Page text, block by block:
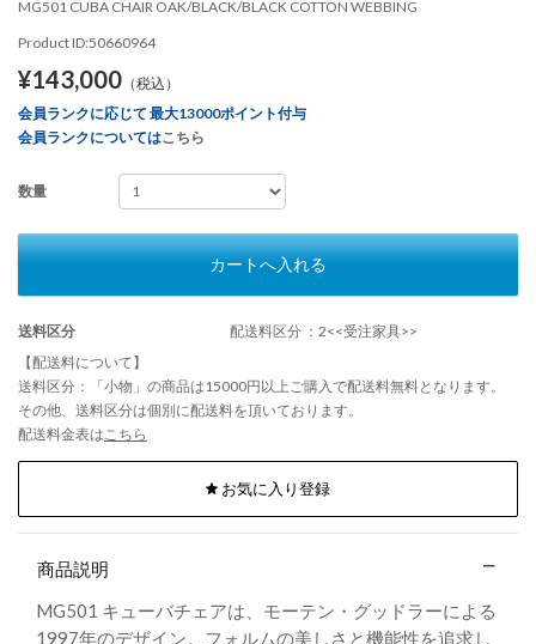
MG501 CUBA CHAIR OAK/BLACK/BLACK COTTON WEBBING
Product ID:50660964
¥143,000 （税込）
会員ランクに応じて 最大13000ポイント付与
会員ランクについてはこちら
数量
カートへ入れる
送料区分
配送料区分 ：2<<受注家具>>
【配送料について】
送料区分：「小物」の商品は15000円以上ご購入で配送料無料となります。
その他、送料区分は個別に配送料を頂いております。
配送料金表は こちら
お気に入り登録
商品説明
MG501 キューバチェアは、モーテン・グッドラーによる
1997年のデザイン。フォルムの美しさと機能性を追求し